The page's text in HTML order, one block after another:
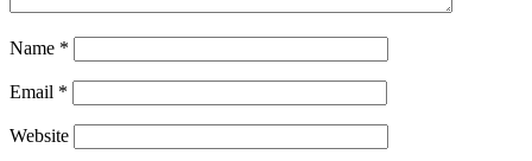
Name *
Email *
Website